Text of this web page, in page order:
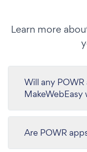
Learn more
Will any
MakeWebEasy
Are POWR